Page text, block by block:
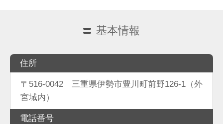
基本情報
住所
〒516-0042 三重県伊勢市豊川町前野126-1（外
宮域内）
電話番号